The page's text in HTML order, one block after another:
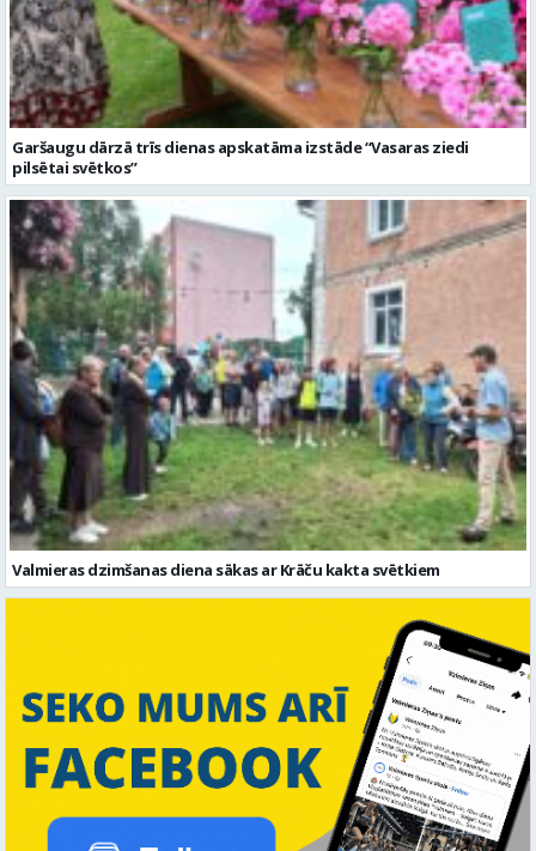
Garšaugu dārzā trīs dienas apskatāma izstāde “Vasaras ziedi
pilsētai svētkos”
Valmieras dzimšanas diena sākas ar Krāču kakta svētkiem